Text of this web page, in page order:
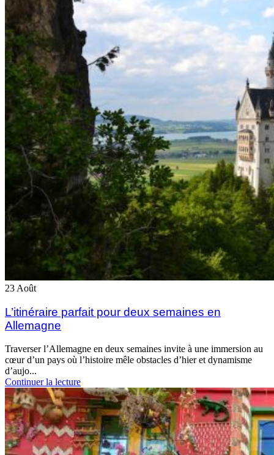
23 Août
L’itinéraire parfait pour deux semaines en
Allemagne
Traverser l’Allemagne en deux semaines invite à une immersion au
cœur d’un pays où l’histoire mêle obstacles d’hier et dynamisme
d’aujo...
Continuer la lecture